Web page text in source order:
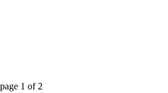
page 1 of 2